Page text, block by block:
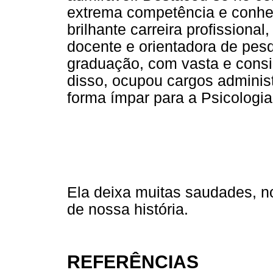
extrema competência e
brilhante carreira
docente e orientadora de
graduação, com vasta e
disso, ocupou cargos
forma ímpar para a
Ela deixa muitas saudades,
de nossa história.
REFERÊNCIAS